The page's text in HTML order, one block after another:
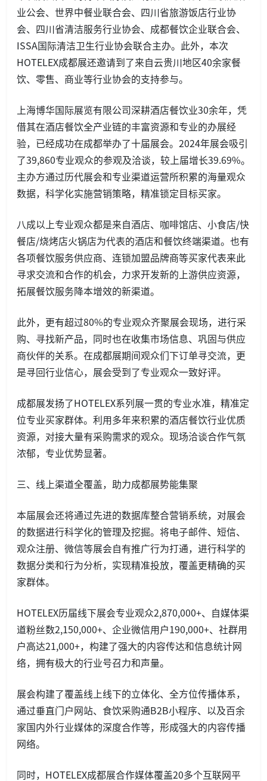
业公会、世界中餐业联合会、四川省旅游饭店行业协
会、四川省清洁服务行业协会、成都餐饮企业联合会、
ISSA国际清洁卫生行业协会联合主办。此外，本次
HOTELEX成都展还邀请到了来自云贵川地区40余家餐
饮、零售、商业等行业协会的支持参与。
上海博华国际展览有限公司深耕酒店餐饮业30余年，凭
借其在酒店餐饮全产业链的丰富资源和专业的办展经
验，已经成功在成都举办了十届展会。2024年展会吸引
了39,860专业观众的参观及洽谈，较上届增长39.69%。
主办方通过历代展会和专业渠道运营所积累的海量观众
数据，科学化实施营销策略，精准锁定目标买家。
八成以上专业观众都是来自酒店、咖啡馆店、小食店/快
餐店/烧烤店火锅店为代表的酒店和餐饮终端渠道。也有
各项餐饮服务供应商、连锁加盟品牌商等买家代表来此
寻求交流和合作的机会，力求开发新的上游供应资源，
拓展餐饮服务降本增效的新渠道。
此外，更有超过80%的专业观众齐聚展会现场，进行采
购、寻找新产品，同时也在收集市场信息、巩固与供应
商伙伴的关系。在成都展期间观众们下订单寻交流，更
是寻回行业信心，展会受到了专业观众一致好评。
成都展发扬了HOTELEX系列展一贯的专业水准，精准定
位专业买家群体。利用多年来积累的酒店餐饮行业优质
资源，对接大量有采购需求的观众。现场洽谈合作气氛
浓郁，专业优势显著。
三、线上渠道全覆盖，助力成都展势能集聚
本届展会还将通过先进的数据库整合营销系统，对展会
的数据进行科学化的管理及挖掘。将电子邮件、短信、
观众注册、微信等展会自有推广行为打通，进行科学的
数据分类和行为分析，实现精准投放，覆盖更精确的买
家群体。
HOTELEX历届线下展会专业观众2,870,000+、自媒体渠
道粉丝数2,150,000+、企业微信用户190,000+、社群用
户高达21,000+，构建了强大的内容传达和信息统计网
络，拥有极大的行业号召力和声量。
展会构建了覆盖线上线下的立体化、全方位传播体系，
通过垂直门户网站、食饮采购通B2B小程序、以及百余
家国内外行业媒体的深度合作等，形成强大的内容传播
网络。
同时，HOTELEX成都展合作媒体覆盖20多个互联网平